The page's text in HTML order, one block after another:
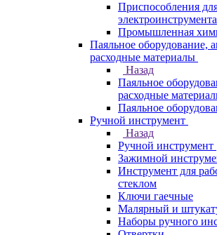
Приспособления
электроинструмента
Промышленная
Паяльное оборудование,
расходные материалы
Назад
Паяльное
расходные
Паяльное
Ручной инструмент
Назад
Ручной инструмент
Зажимной
Инструмент для
стеклом
Ключи гаечные
Малярный и
Наборы ручного